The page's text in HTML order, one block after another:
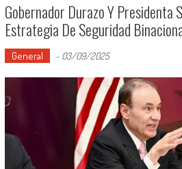
Gobernador Durazo Y Presidenta
Estrategia De Seguridad
General - 03/09/2025